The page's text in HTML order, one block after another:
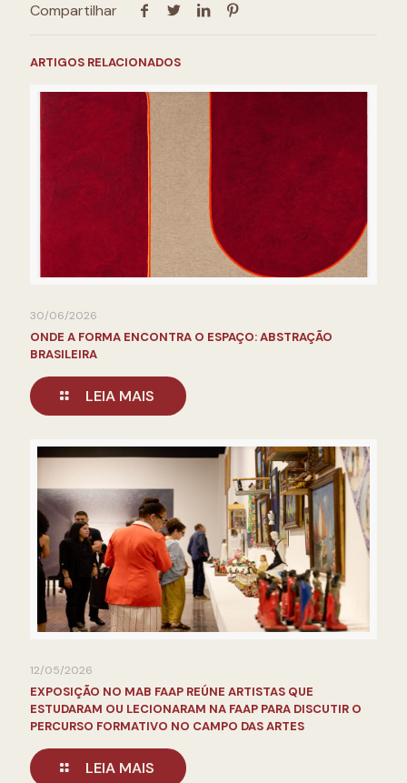
Compartilhar
ARTIGOS RELACIONADOS
30/06/2026
ONDE A FORMA ENCONTRA O ESPAÇO: ABSTRAÇÃO
BRASILEIRA
LEIA MAIS
12/05/2026
EXPOSIÇÃO NO MAB FAAP REÚNE ARTISTAS QUE
ESTUDARAM OU LECIONARAM NA FAAP PARA DISCUTIR O
PERCURSO FORMATIVO NO CAMPO DAS ARTES
LEIA MAIS